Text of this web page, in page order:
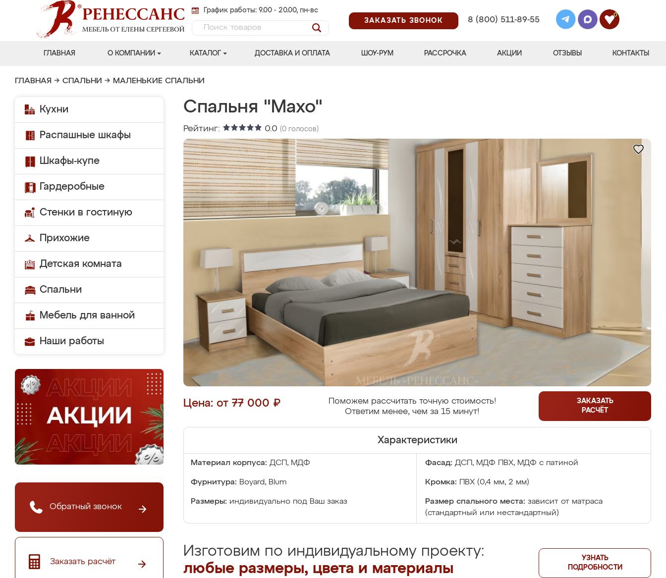
График работы: 9.00 - 20.00, пн-вс
ЗАКАЗАТЬ ЗВОНОК
8 (800) 511-89-55
0
ГЛАВНАЯ О КОМПАНИИ КАТАЛОГ ДОСТАВКА И ОПЛАТА ШОУ-РУМ РАССРОЧКА АКЦИИ ОТЗЫВЫ КОНТАКТЫ
ГЛАВНАЯ → СПАЛЬНИ → МАЛЕНЬКИЕ СПАЛЬНИ
Кухни
Распашные шкафы
Шкафы-купе
Гардеробные
Стенки в гостиную
Прихожие
Детская комната
Спальни
Мебель для ванной
Наши работы
Обратный звонок
Заказать расчёт
Спальня "Махо"
Рейтинг: 0.0 (0 голосов)
Цена: от 77 000 ₽
Поможем рассчитать точную стоимость!
Ответим менее, чем за 15 минут!
ЗАКАЗАТЬ
РАСЧЁТ
Характеристики
Материал корпуса: ДСП, МДФ Фасад: ДСП, МДФ ПВХ, МДФ с патиной
Фурнитура: Boyard, Blum Кромка: ПВХ (0,4 мм, 2 мм)
Размеры: индивидуально под Ваш заказ Размер спального места: зависит от матраса
(стандартный или нестандартный)
Изготовим по индивидуальному проекту:
любые размеры, цвета и материалы
УЗНАТЬ
ПОДРОБНОСТИ